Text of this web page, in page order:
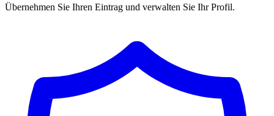
Übernehmen Sie Ihren Eintrag und verwalten Sie Ihr Profil.